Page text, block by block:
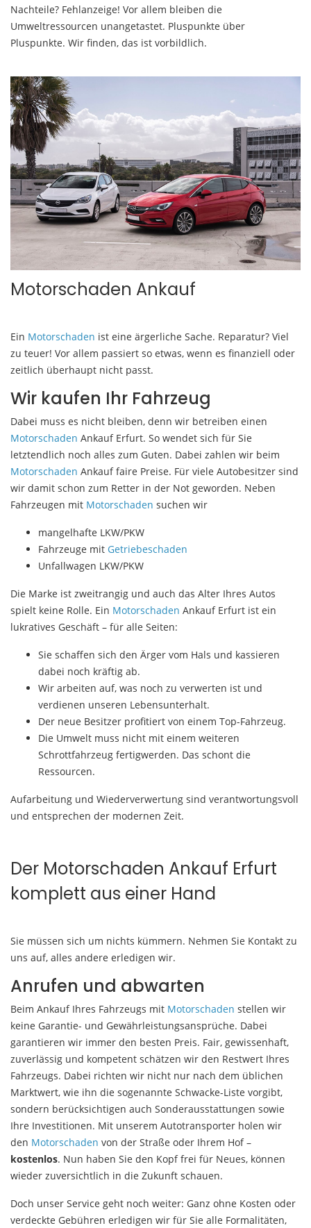
Nachteile? Fehlanzeige! Vor allem bleiben die
Umweltressourcen unangetastet. Pluspunkte über
Pluspunkte. Wir finden, das ist vorbildlich.
Motorschaden Ankauf
Ein Motorschaden ist eine ärgerliche Sache. Reparatur? Viel
zu teuer! Vor allem passiert so etwas, wenn es finanziell oder
zeitlich überhaupt nicht passt.
Wir kaufen Ihr Fahrzeug
Dabei muss es nicht bleiben, denn wir betreiben einen
Motorschaden Ankauf Erfurt. So wendet sich für Sie
letztendlich noch alles zum Guten. Dabei zahlen wir beim
Motorschaden Ankauf faire Preise. Für viele Autobesitzer sind
wir damit schon zum Retter in der Not geworden. Neben
Fahrzeugen mit Motorschaden suchen wir
mangelhafte LKW/PKW
Fahrzeuge mit Getriebeschaden
Unfallwagen LKW/PKW
Die Marke ist zweitrangig und auch das Alter Ihres Autos
spielt keine Rolle. Ein Motorschaden Ankauf Erfurt ist ein
lukratives Geschäft – für alle Seiten:
Sie schaffen sich den Ärger vom Hals und kassieren
dabei noch kräftig ab.
Wir arbeiten auf, was noch zu verwerten ist und
verdienen unseren Lebensunterhalt.
Der neue Besitzer profitiert von einem Top-Fahrzeug.
Die Umwelt muss nicht mit einem weiteren
Schrottfahrzeug fertigwerden. Das schont die
Ressourcen.
Aufarbeitung und Wiederverwertung sind verantwortungsvoll
und entsprechen der modernen Zeit.
Der Motorschaden Ankauf Erfurt
komplett aus einer Hand
Sie müssen sich um nichts kümmern. Nehmen Sie Kontakt zu
uns auf, alles andere erledigen wir.
Anrufen und abwarten
Beim Ankauf Ihres Fahrzeugs mit Motorschaden stellen wir
keine Garantie- und Gewährleistungsansprüche. Dabei
garantieren wir immer den besten Preis. Fair, gewissenhaft,
zuverlässig und kompetent schätzen wir den Restwert Ihres
Fahrzeugs. Dabei richten wir nicht nur nach dem üblichen
Marktwert, wie ihn die sogenannte Schwacke-Liste vorgibt,
sondern berücksichtigen auch Sonderausstattungen sowie
Ihre Investitionen. Mit unserem Autotransporter holen wir
den Motorschaden von der Straße oder Ihrem Hof –
kostenlos. Nun haben Sie den Kopf frei für Neues, können
wieder zuversichtlich in die Zukunft schauen.
Doch unser Service geht noch weiter: Ganz ohne Kosten oder
verdeckte Gebühren erledigen wir für Sie alle Formalitäten,